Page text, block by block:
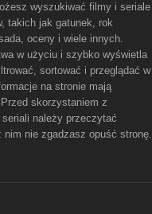
wyszukiwać filmy i seriale
takich jak gatunek, rok
oceny i wiele innych.
w użyciu i szybko wyświetla
sortować i przeglądać w
na stronie mają
skorzystaniem z
należy przeczytać
nim nie zgadzasz opuść stronę.